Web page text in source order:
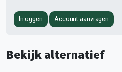
Inloggen Account aanvragen
Bekijk alternatief